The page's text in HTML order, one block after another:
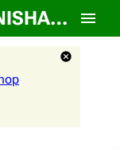
arena365 Kirchberg TENNISHALLE und TANZSAAL